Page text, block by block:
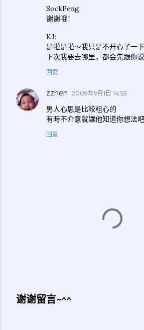
SockPeng:
谢谢哦！
KJ:
是啦是啦～我只是不开心了一
下次我要去哪里，都会先跟你说
回复
zzhen 2009年9月1日 14:53
男人心思是比較粗心的
有時不介意就讓他知道你想法吧
回复
谢谢留言~^^